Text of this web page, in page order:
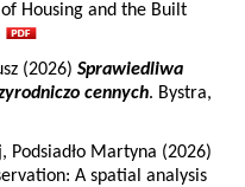
Housing and the Built
(2026) Sprawiedliwa
cennych. Bystra,
Podsiadło Martyna (2026)
A spatial analysis